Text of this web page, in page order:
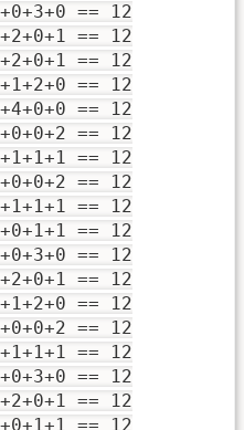
== 12
== 12
== 12
== 12
== 12
== 12
== 12
== 12
== 12
== 12
== 12
== 12
== 12
== 12
== 12
== 12
== 12
== 12